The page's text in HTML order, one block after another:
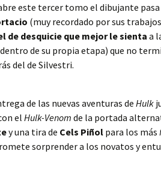
este tercer tomo el dibujante pasa
(muy recordado por sus
de desquicie que mejor le sienta a
de su propia etapa) que no
del de Silvestri.
de las nuevas aventuras de Hulk
el Hulk-Venom de la portada
y una tira de Cels Piñol para los más
sorprender a los novatos y